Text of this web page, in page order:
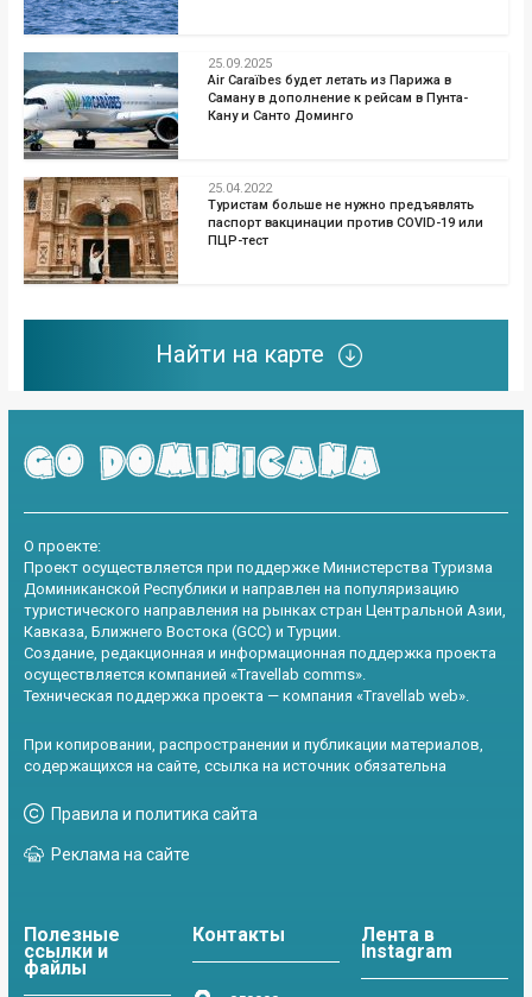
25.09.2025
Air Caraïbes будет летать из Парижа в
Саману в дополнение к рейсам в Пунта-
Кану и Санто Доминго
25.04.2022
Туристам больше не нужно предъявлять
паспорт вакцинации против COVID-19 или
ПЦР-тест
Найти на карте
О проекте:
Проект осуществляется при поддержке Министерства Туризма
Доминиканской Республики и направлен на популяризацию
туристического направления на рынках стран Центральной Азии,
Кавказа, Ближнего Востока (GCC) и Турции.
Создание, редакционная и информационная поддержка проекта
осуществляется компанией «Travellab comms».
Техническая поддержка проекта — компания «Travellab web».
При копировании, распространении и публикации материалов,
содержащихся на сайте, ссылка на источник обязательна
Правила и политика сайта
Реклама на сайте
Полезные
ссылки и
файлы
Контакты Лента в
Instagram